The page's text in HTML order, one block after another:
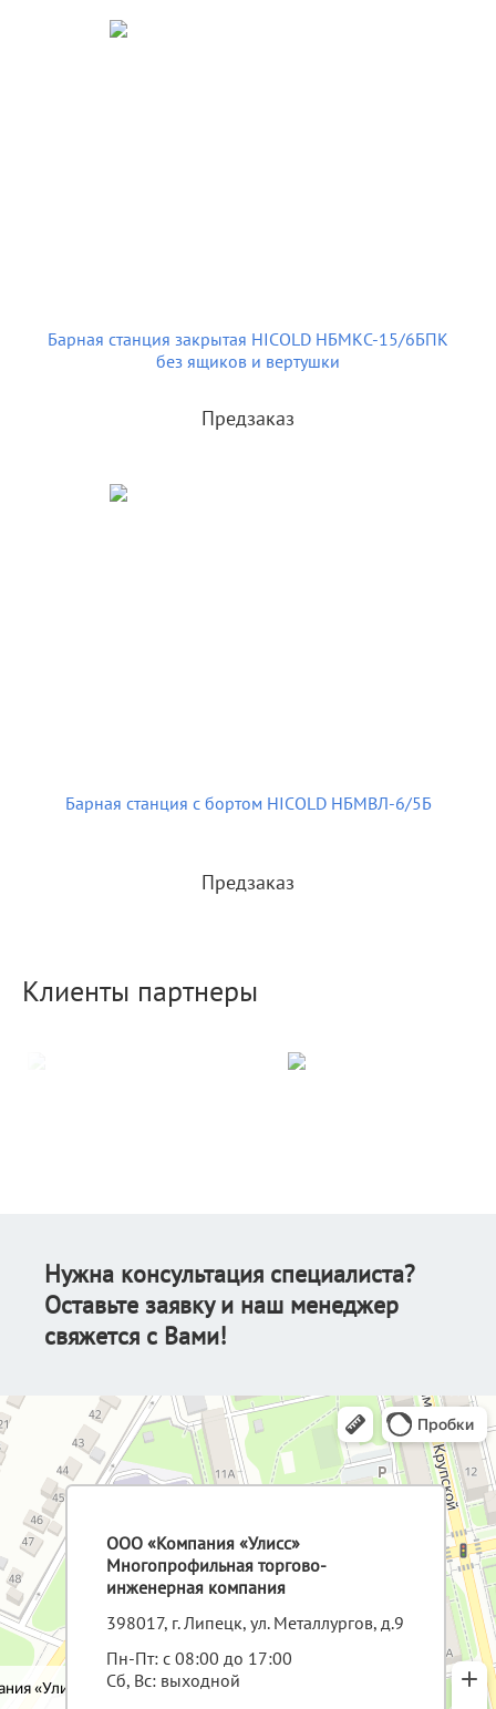
Барная станция закрытая HICOLD НБМКС-15/6БПК
без ящиков и вертушки
Предзаказ
Барная станция с бортом HICOLD НБМВЛ-6/5Б
Предзаказ
Клиенты партнеры
Нужна консультация специалиста?
Оставьте заявку и наш менеджер
свяжется с Вами!
ООО «Компания «Улисс»
Многопрофильная торгово-
инженерная компания
398017, г. Липецк, ул. Металлургов, д.9
Пн-Пт: с 08:00 до 17:00
Сб, Вс: выходной